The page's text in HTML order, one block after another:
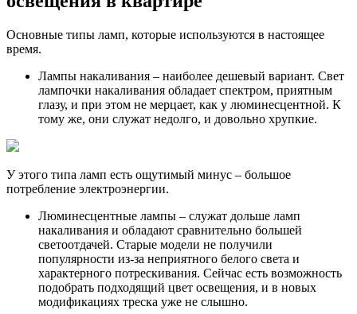
Основные типы ламп, которые используются в настоящее
время.
Лампы накаливания – наиболее дешевый вариант. Свет
лампочки накаливания обладает спектром, приятным
глазу, и при этом не мерцает, как у люминесцентной. К
тому же, они служат недолго, и довольно хрупкие.
У этого типа ламп есть ощутимый минус – большое
потребление электроэнергии.
Люминесцентные лампы – служат дольше ламп
накаливания и обладают сравнительно большей
светоотдачей. Старые модели не получили
популярности из-за неприятного белого света и
характерного потрескивания. Сейчас есть возможность
подобрать подходящий цвет освещения, и в новых
модификациях треска уже не слышно.